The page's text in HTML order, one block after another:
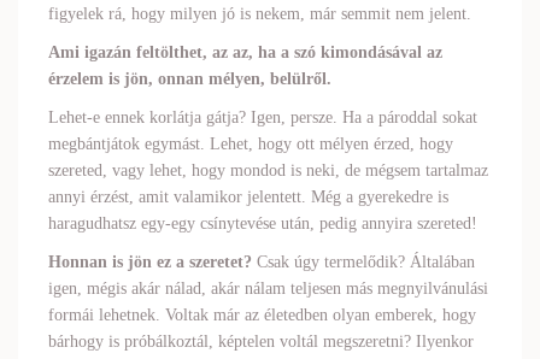
figyelek rá, hogy milyen jó is nekem, már semmit nem jelent.
Ami igazán feltölthet, az az, ha a szó kimondásával az
érzelem is jön, onnan mélyen, belülről.
Lehet-e ennek korlátja gátja? Igen, persze. Ha a pároddal sokat
megbántjátok egymást. Lehet, hogy ott mélyen érzed, hogy
szereted, vagy lehet, hogy mondod is neki, de mégsem tartalmaz
annyi érzést, amit valamikor jelentett. Még a gyerekedre is
haragudhatsz egy-egy csínytevése után, pedig annyira szereted!
Honnan is jön ez a szeretet? Csak úgy termelődik? Általában
igen, mégis akár nálad, akár nálam teljesen más megnyilvánulási
formái lehetnek. Voltak már az életedben olyan emberek, hogy
bárhogy is próbálkoztál, képtelen voltál megszeretni? Ilyenkor